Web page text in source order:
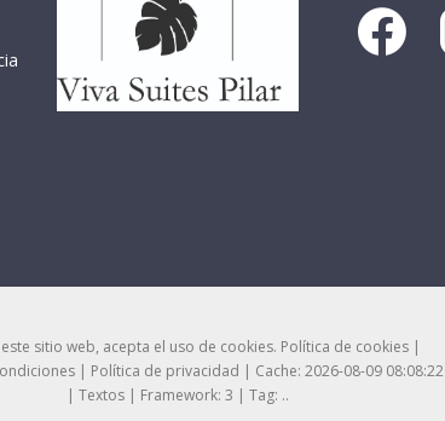
sitio web, acepta el uso de cookies. Política de cookies |
| Política de privacidad | Cache: 2026-08-09 08:08:22
| Textos | Framework: 3 | Tag: ..